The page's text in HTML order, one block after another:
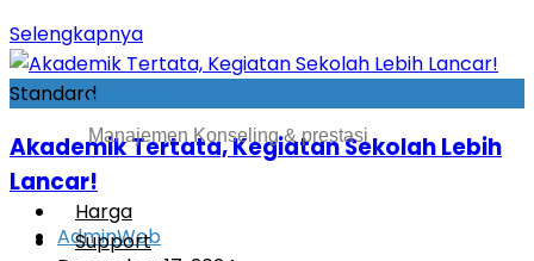
konseling
Manajemen Konseling & prestasi
Harga
Support
Selengkapnya
Standard
Akademik Tertata, Kegiatan Sekolah Lebih
Lancar!
AdminWeb